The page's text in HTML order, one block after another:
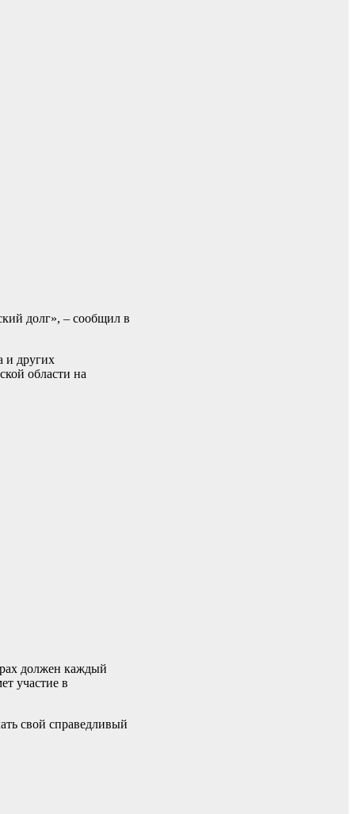
долг», – сообщил в
и других
области на
должен каждый
участие в
свой справедливый